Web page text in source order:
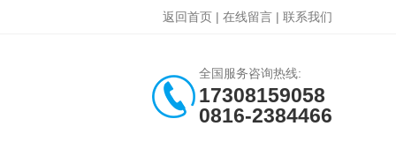
返回首页 | 在线留言 | 联系我们
全国服务咨询热线:
17308159058
0816-2384466